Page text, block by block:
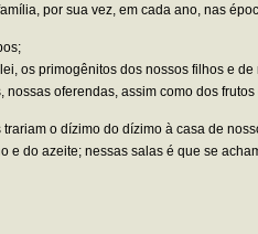
por sua vez, em cada ano, nas
os primogênitos dos nossos filhos e
oferendas, assim como dos
o dízimo do dízimo à casa de
do azeite; nessas salas é que se